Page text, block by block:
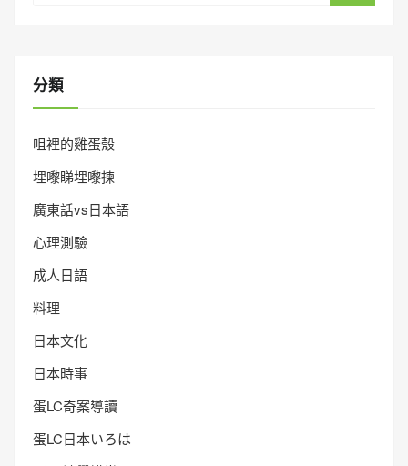
分類
咀裡的雞蛋殼
埋嚟睇埋嚟揀
廣東話vs日本語
心理測驗
成人日語
料理
日本文化
日本時事
蛋LC奇案導讀
蛋LC日本いろは